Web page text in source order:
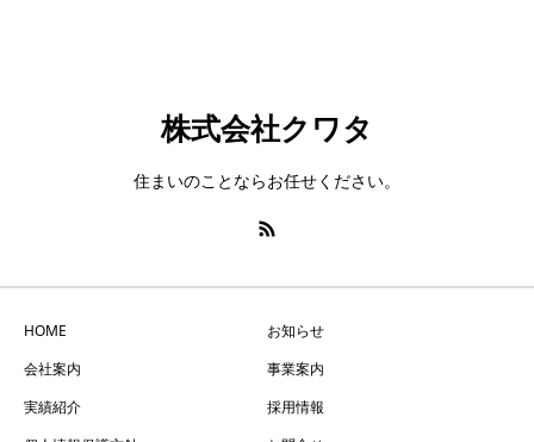
株式会社クワタ
住まいのことならお任せください。
HOME
お知らせ
会社案内
事業案内
実績紹介
採用情報